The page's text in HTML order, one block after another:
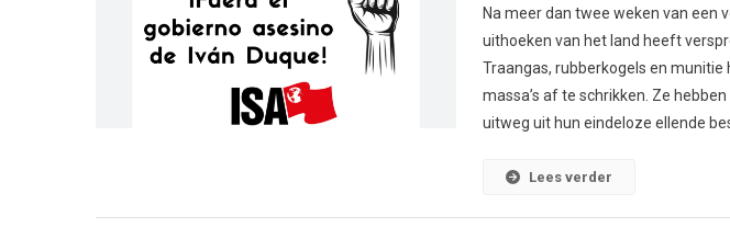
Na meer dan twee weken van een
uithoeken van het land heeft
Traangas, rubberkogels en
massa’s af te schrikken. Ze
uitweg uit hun eindeloze ellende
Lees verder